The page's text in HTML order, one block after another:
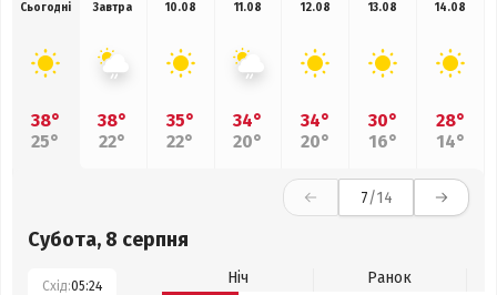
Сьогодні
38°
25°
Завтра
38°
22°
10.08
35°
22°
11.08
34°
20°
12.08
34°
20°
13.08
30°
16°
14.08
28°
14°
7/14
Субота, 8 серпня
Схід:05:24 Ніч
Ранок